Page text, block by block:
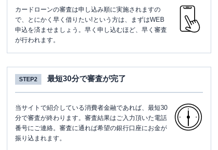
カードローンの審査は申し込み順に実施されますの
で、とにかく早く借りたい!という方は、まずはWEB
申込を済ませましょう。早く申し込むほど、早く審査
が行われます。
STEP2 最短30分で審査が完了
当サイトで紹介している消費者金融であれば、最短30
分で審査が終わります。審査結果はご入力頂いた電話
番号にご連絡。審査に通れば希望の銀行口座にお金が
振り込まれます。